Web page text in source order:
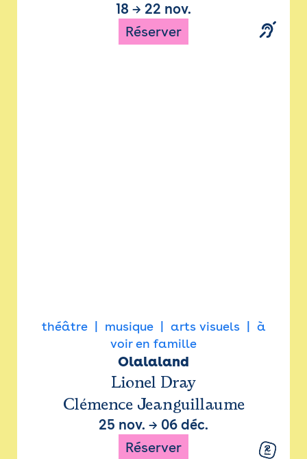
18 → 22 nov.
Réserver
théâtre musique arts visuels
à
voir en famille
Olalaland
Lionel Dray
Clémence Jeanguillaume
25 nov. → 06 déc.
Réserver